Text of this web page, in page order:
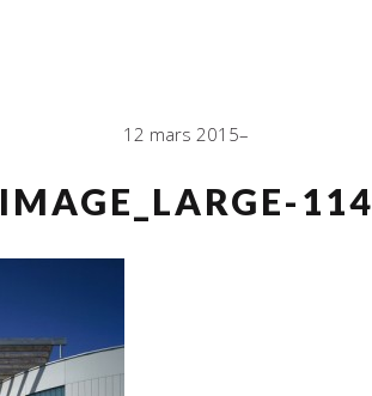
12 mars 2015
IMAGE_LARGE-114